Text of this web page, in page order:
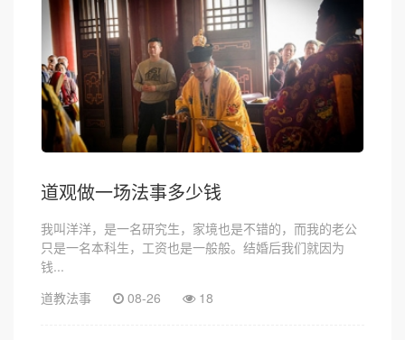
道观做一场法事多少钱
我叫洋洋，是一名研究生，家境也是不错的，而我的老公
只是一名本科生，工资也是一般般。结婚后我们就因为
钱...
道教法事
08-26 18